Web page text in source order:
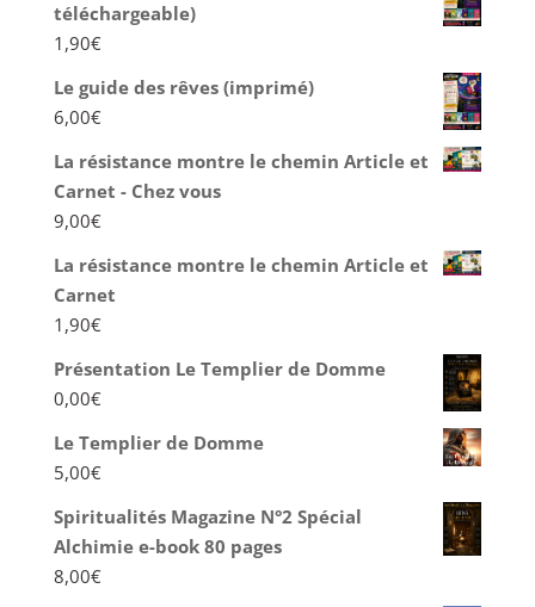
téléchargeable)
1,90€
Le guide des rêves (imprimé)
6,00€
La résistance montre le chemin Article et
Carnet - Chez vous
9,00€
La résistance montre le chemin Article et
Carnet
1,90€
Présentation Le Templier de Domme
0,00€
Le Templier de Domme
5,00€
Spiritualités Magazine N°2 Spécial
Alchimie e-book 80 pages
8,00€